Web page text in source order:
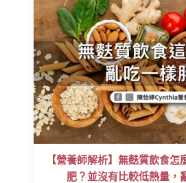
【營養師解析】無麩質飲食怎
肥？並沒有比較低熱量，